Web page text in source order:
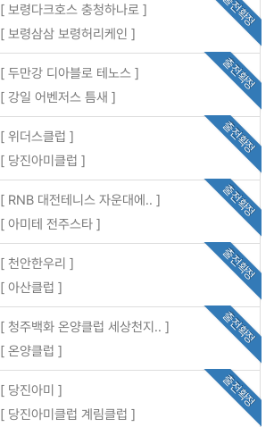
출전확정
[ 보령다크호스 충청하나로 ]
[ 보령삼삼 보령허리케인 ]
출전확정
[ 두만강 디아블로 테노스 ]
[ 강일 어벤저스 틈새 ]
출전확정
[ 위더스클럽 ]
[ 당진아미클럽 ]
출전확정
[ RNB 대전테니스 자운대에.. ]
[ 아미테 전주스타 ]
출전확정
[ 천안한우리 ]
[ 아산클럽 ]
출전확정
[ 청주백화 온양클럽 세상천지.. ]
[ 온양클럽 ]
출전확정
[ 당진아미 ]
[ 당진아미클럽 계림클럽 ]